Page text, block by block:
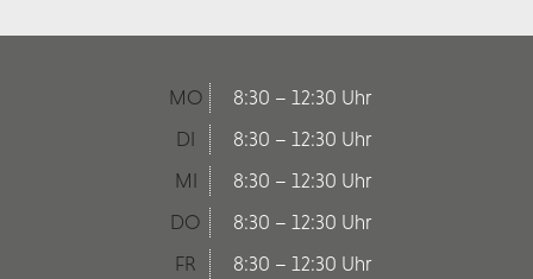
MO
8:30 – 12:30 Uhr
DI
8:30 – 12:30 Uhr
MI
8:30 – 12:30 Uhr
DO
8:30 – 12:30 Uhr
FR
8:30 – 12:30 Uhr